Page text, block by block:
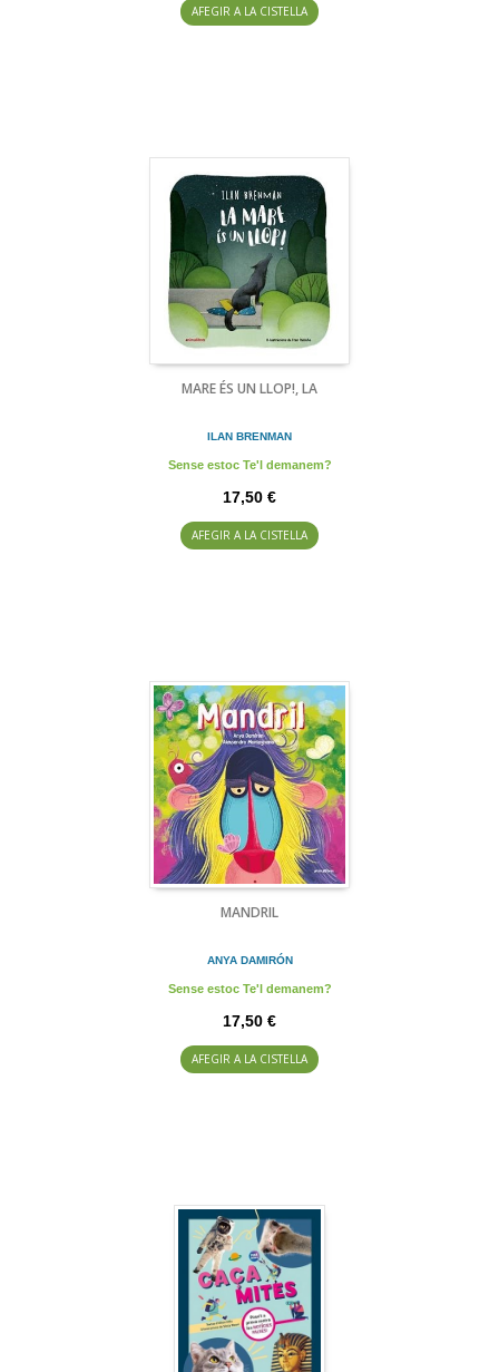
AFEGIR A LA CISTELLA
MARE ÉS UN LLOP!, LA
ILAN BRENMAN
Sense estoc Te'l demanem?
17,50 €
AFEGIR A LA CISTELLA
MANDRIL
ANYA DAMIRÓN
Sense estoc Te'l demanem?
17,50 €
AFEGIR A LA CISTELLA